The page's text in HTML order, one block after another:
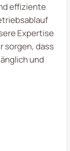
effiziente
Expertise
sorgen, dass
und